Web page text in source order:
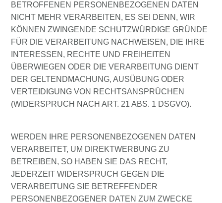
BETROFFENEN PERSONENBEZOGENEN DATEN
NICHT MEHR VERARBEITEN, ES SEI DENN, WIR
KÖNNEN ZWINGENDE SCHUTZWÜRDIGE GRÜNDE
FÜR DIE VERARBEITUNG NACHWEISEN, DIE IHRE
INTERESSEN, RECHTE UND FREIHEITEN
ÜBERWIEGEN ODER DIE VERARBEITUNG DIENT
DER GELTENDMACHUNG, AUSÜBUNG ODER
VERTEIDIGUNG VON RECHTSANSPRÜCHEN
(WIDERSPRUCH NACH ART. 21 ABS. 1 DSGVO).
WERDEN IHRE PERSONENBEZOGENEN DATEN
VERARBEITET, UM DIREKTWERBUNG ZU
BETREIBEN, SO HABEN SIE DAS RECHT,
JEDERZEIT WIDERSPRUCH GEGEN DIE
VERARBEITUNG SIE BETREFFENDER
PERSONENBEZOGENER DATEN ZUM ZWECKE